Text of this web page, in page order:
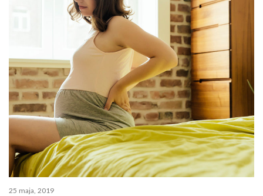
25 maja, 2019